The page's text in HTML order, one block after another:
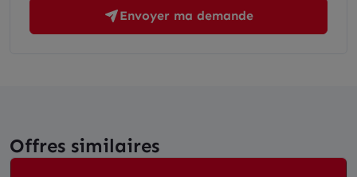
Envoyer ma demande
Offres similaires